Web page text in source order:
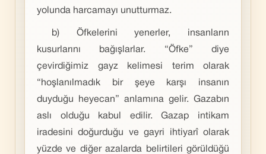
yolunda harcamayı unutturmaz.
b) Öfkelerini yenerler, insanların
kusurlarını bağışlarlar. “Öfke” diye
çevirdiğimiz gayz kelimesi terim olarak
“hoşlanılmadık bir şeye karşı insanın
duyduğu heyecan” anlamına gelir. Gazabın
aslı olduğu kabul edilir. Gazap intikam
iradesini doğurduğu ve gayri ihtiyarî olarak
yüzde ve diğer azalarda belirtileri görüldüğü